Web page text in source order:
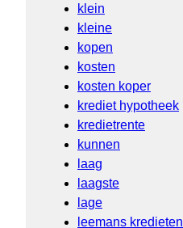
klein
kleine
kopen
kosten
kosten koper
krediet hypotheek
kredietrente
kunnen
laag
laagste
lage
leemans kredieten